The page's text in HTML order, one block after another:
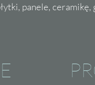
panele,